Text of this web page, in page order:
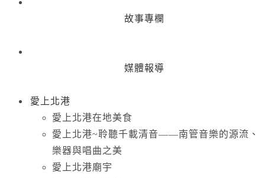
故事專欄
媒體報導
愛上北港
愛上北港在地美食
愛上北港~聆聽千載清音——南管音樂的源流、
樂器與唱曲之美
愛上北港廟宇